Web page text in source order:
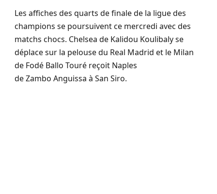
Les affiches des quarts de finale de la ligue des
champions se poursuivent ce mercredi avec des
matchs chocs. Chelsea de Kalidou Koulibalyse
déplace sur la pelouse du Real Madrid et le Milan
de Fodé Ballo Touré reçoit Naples
deZambo Anguissa à San Siro.